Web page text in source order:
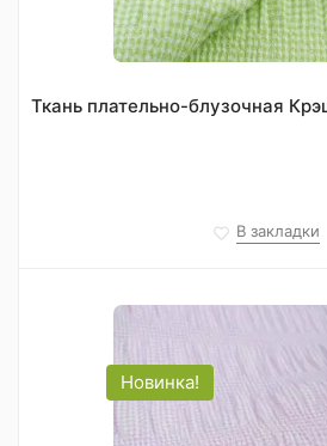
Ткань плательно-блузочная
В закладки
Новинка!